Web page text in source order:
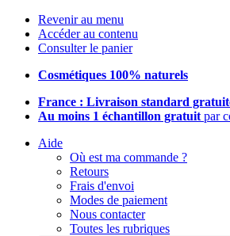
Revenir au menu
Accéder au contenu
Consulter le panier
Cosmétiques 100% naturels
France : Livraison standard
Au moins 1 échantillon gratuit par
Aide
Où est ma commande ?
Retours
Frais d'envoi
Modes de paiement
Nous contacter
Toutes les rubriques